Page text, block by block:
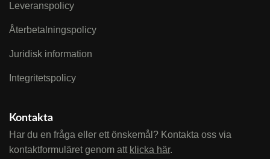
Leveranspolicy
Återbetalningspolicy
Juridisk information
Integritetspolicy
Kontakta
Har du en fråga eller ett önskemål? Kontakta oss via
kontaktformuläret genom att klicka här.